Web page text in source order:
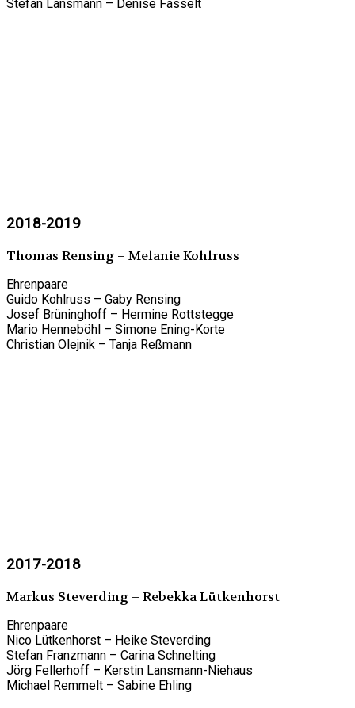
Stefan Lansmann – Denise Fasselt
2018-2019
Thomas Rensing – Melanie Kohlruss
Ehrenpaare
Guido Kohlruss – Gaby Rensing
Josef Brüninghoff – Hermine Rottstegge
Mario Henneböhl – Simone Ening-Korte
Christian Olejnik – Tanja Reßmann
2017-2018
Markus Steverding – Rebekka Lütkenhorst
Ehrenpaare
Nico Lütkenhorst – Heike Steverding
Stefan Franzmann – Carina Schnelting
Jörg Fellerhoff – Kerstin Lansmann-Niehaus
Michael Remmelt – Sabine Ehling